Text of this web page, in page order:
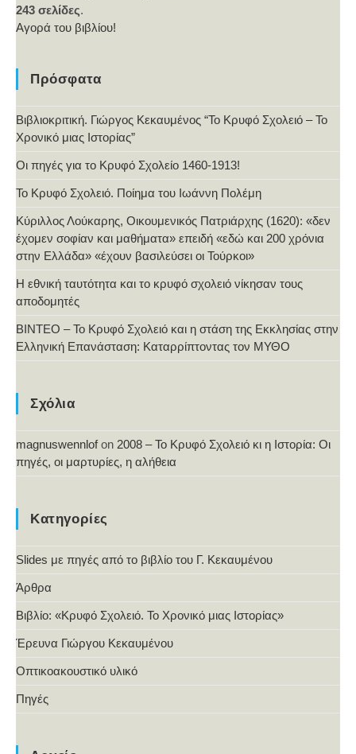
243 σελίδες.
Αγορά του βιβλίου!
Πρόσφατα
Βιβλιοκριτική. Γιώργος Κεκαυμένος “Το Κρυφό Σχολειό – Το
Χρονικό μιας Ιστορίας”
Οι πηγές για το Κρυφό Σχολείο 1460-1913!
Το Κρυφό Σχολειό. Ποίημα του Ιωάννη Πολέμη
Κύριλλος Λούκαρης, Οικουμενικός Πατριάρχης (1620): «δεν
έχομεν σοφίαν και μαθήματα» επειδή «εδώ και 200 χρόνια
στην Ελλάδα» «έχουν βασιλεύσει οι Τούρκοι»
Η εθνική ταυτότητα και το κρυφό σχολειό νίκησαν τους
αποδομητές
ΒΙΝΤΕΟ – Το Κρυφό Σχολειό και η στάση της Εκκλησίας στην
Ελληνική Επανάσταση: Καταρρίπτοντας τον ΜΥΘΟ
Σχόλια
magnuswennlofon 2008 – Το Κρυφό Σχολειό κι η Ιστορία: Οι
πηγές, οι μαρτυρίες, η αλήθεια
Κατηγορίες
Slides με πηγές από το βιβλίο του Γ. Κεκαυμένου
Άρθρα
Βιβλίο: «Κρυφό Σχολειό. Το Χρονικό μιας Ιστορίας»
Έρευνα Γιώργου Κεκαυμένου
Οπτικοακουστικό υλικό
Πηγές